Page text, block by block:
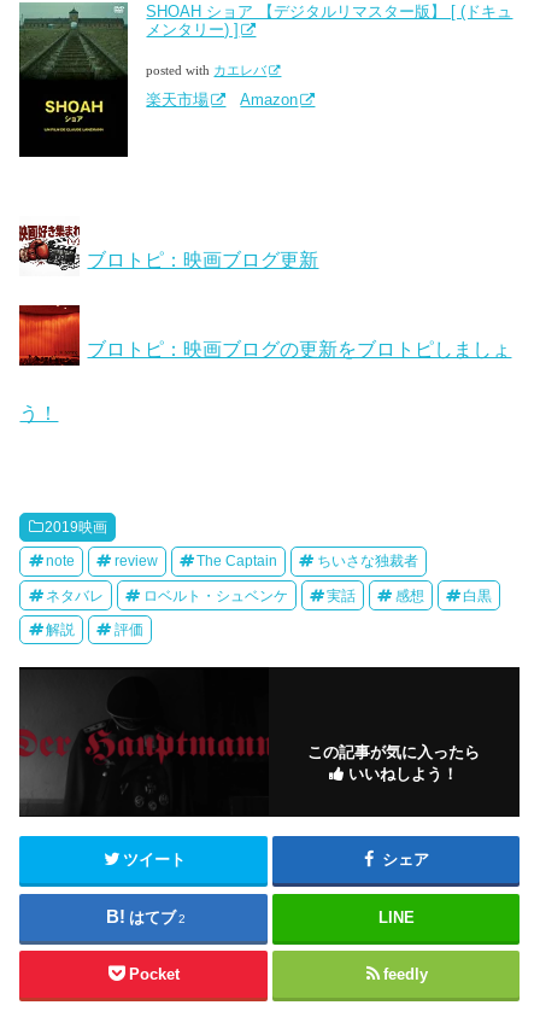
SHOAH ショア 【デジタルリマスター版】 [ (ドキュ
メンタリー) ]
posted with カエレバ
楽天市場 Amazon
ブロトピ：映画ブログ更新
ブロトピ：映画ブログの更新をブロトピしましょ
う！
2019映画
note review The Captain ちいさな独裁者
ネタバレ ロベルト・シュベンケ 実話 感想 白黒
解説 評価
この記事が気に入ったら
いいねしよう！
ツイート シェア
はてブ 2 LINE
Pocket feedly